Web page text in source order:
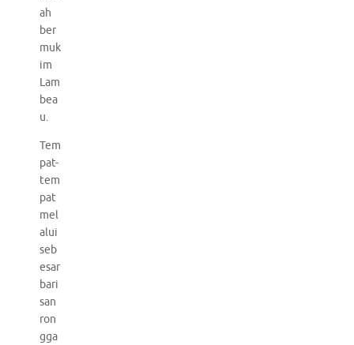
ah
ber
muk
im
Lam
bea
u.
Tem
pat-
tem
pat
mel
alui
seb
esar
bari
san
ron
gga